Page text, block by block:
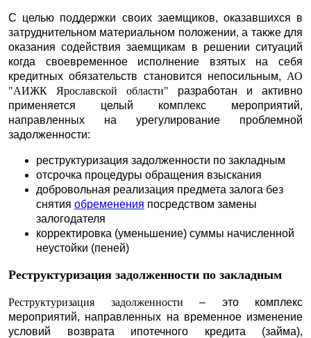
С целью поддержки своих заемщиков, оказавшихся в
затруднительном материальном положении, а также для
оказания содействия заемщикам в решении ситуаций
когда своевременное исполнение взятых на себя
кредитных обязательств становится непосильным, АО
"АИЖК Ярославской области" разработан и активно
применяется целый комплекс мероприятий,
направленных на урегулирование проблемной
задолженности:
реструктуризация задолженности по закладным
отсрочка процедуры обращения взыскания
добровольная реализация предмета залога без
снятия обременения посредством замены
залогодателя
корректировка (уменьшение) суммы начисленной
неустойки (пеней)
Реструктуризация задолженности по закладным
Реструктуризация задолженности – это комплекс
мероприятий, направленных на временное изменение
условий возврата ипотечного кредита (займа),